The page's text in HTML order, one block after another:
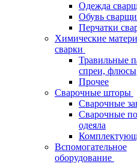
Одежда
Обувь
Перчатки
Химические
сварки
Травильные
спреи, флюсы
Прочее
Сварочные шторы
Сварочные
Сварочные
одеяла
Вспомогательное
оборудование